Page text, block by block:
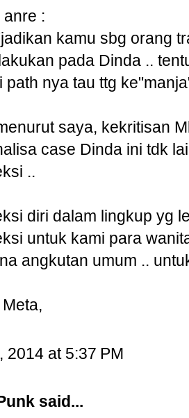
anre :
kamu sbg orang
pada Dinda ..
path nya tau ttg
saya, kekritisan
case Dinda ini tdk
..
diri dalam lingkup yg
untuk kami para
angkutan umum ..
2014 at 5:37 PM
said...